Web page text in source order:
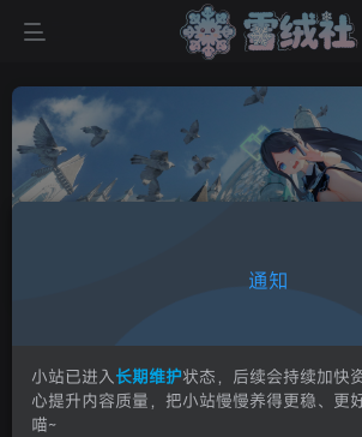
更新 浏览 点赞 评论
通知
小站已进入长期维护状态，后续会持续加快
心提升内容质量，把小站慢慢养得更稳、更
喵~